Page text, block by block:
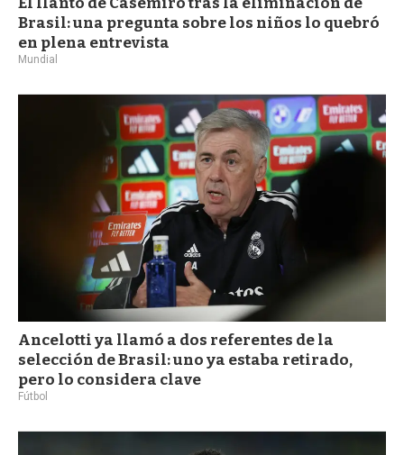
Brasil: una pregunta sobre los niños lo quebró
en plena entrevista
Mundial
Ancelotti ya llamó a dos referentes de la
selección de Brasil: uno ya estaba retirado,
pero lo considera clave
Fútbol